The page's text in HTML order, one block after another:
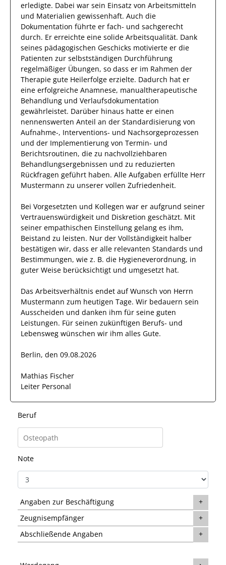
erledigte. Dabei war sein Einsatz von Arbeitsmitteln
und Materialien gewissenhaft. Auch die
Dokumentation führte er fach- und sachgerecht
durch. Er erreichte eine solide Arbeitsqualität. Dank
seines pädagogischen Geschicks motivierte er die
Patienten zur selbstständigen Durchführung
regelmäßiger Übungen, so dass er im Rahmen der
Therapie gute Heilerfolge erzielte. Dadurch hat er
eine erfolgreiche Anamnese, manualtherapeutische
Behandlung und Verlaufsdokumentation
gewährleistet. Darüber hinaus hatte er einen
nennenswerten Anteil an der Standardisierung von
Aufnahme-, Interventions- und Nachsorgeprozessen
und der Implementierung von Termin- und
Berichtsroutinen, die zu nachvollziehbaren
Behandlungsergebnissen und zu reduzierten
Rückfragen geführt haben. Alle Aufgaben erfüllte Herr
Mustermann zu unserer vollen Zufriedenheit.
Bei Vorgesetzten und Kollegen war er aufgrund seiner
Vertrauenswürdigkeit und Diskretion geschätzt. Mit
seiner empathischen Einstellung gelang es ihm,
Beistand zu leisten. Nur der Vollständigkeit halber
bestätigen wir, dass er alle relevanten Standards und
Bestimmungen, wie z. B. die Hygieneverordnung, in
guter Weise berücksichtigt und umgesetzt hat.
Das Arbeitsverhältnis endet auf Wunsch von Herrn
Mustermann zum heutigen Tage. Wir bedauern sein
Ausscheiden und danken ihm für seine guten
Leistungen. Für seinen zukünftigen Berufs- und
Lebensweg wünschen wir ihm alles Gute.
Berlin, den 09.08.2026
Mathias Fischer
Leiter Personal
Beruf
Note
Angaben zur Beschäftigung
Zeugnisempfänger
Abschließende Angaben